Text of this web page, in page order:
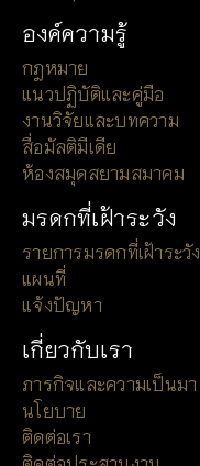
องค์ความรู้
กฎหมาย
แนวปฏิบัติและคู่มือ
งานวิจัยและบทความ
สื่อมัลติมีเดีย
ห้องสมุดสยามสมาคม
มรดกที่เฝ้าระวัง
รายการมรดกที่เฝ้าระวัง
แผนที่
แจ้งปัญหา
เกี่ยวกับเรา
ภารกิจและความเป็นมา
นโยบาย
ติดต่อเรา